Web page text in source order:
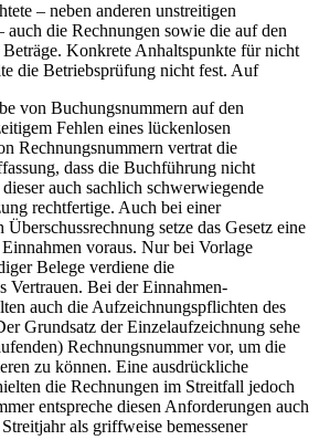
– neben anderen unstreitigen
auch die Rechnungen sowie die auf den
Konkrete Anhaltspunkte für nicht
die Betriebsprüfung nicht fest. Auf
von Buchungsnummern auf den
Fehlen eines lückenlosen
Rechnungsnummern vertrat die
dass die Buchführung nicht
auch sachlich schwerwiegende
rechtfertige. Auch bei einer
setze das Gesetz eine
voraus. Nur bei Vorlage
Belege verdiene die
Vertrauen. Bei der Einnahmen-
auch die Aufzeichnungspflichten des
Grundsatz der Einzelaufzeichnung sehe
Rechnungsnummer vor, um die
zu können. Eine ausdrückliche
die Rechnungen im Streitfall jedoch
entspreche diesen Anforderungen auch
als griffweise bemessener